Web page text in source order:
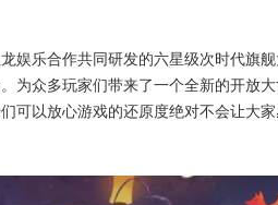
龙娱乐合作共同研发的六星级次时代旗
为众多玩家们带来了一个全新的开放
可以放心游戏的还原度绝对不会让大家